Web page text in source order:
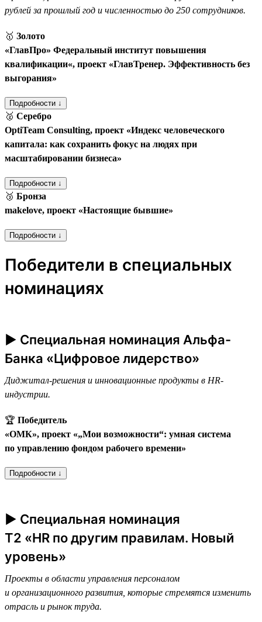
рублей за прошлый год и численностью до 250 сотрудников.
🥇 Золото
«ГлавПро» Федеральный институт повышения
квалификации«, проект «ГлавТренер. Эффективность без
выгорания»
Подробности ↓
🥈 Серебро
OptiTeam Consulting, проект «Индекс человеческого
капитала: как сохранить фокус на людях при
масштабировании бизнеса»
Подробности ↓
🥉 Бронза
makelove, проект «Настоящие бывшие»
Подробности ↓
Победители в специальных
номинациях
► Специальная номинация Альфа-
Банка «Цифровое лидерство»
Диджитал-решения и инновационные продукты в HR-
индустрии.
🏆 Победитель
«ОМК», проект «„Мои возможности“: умная система
по управлению фондом рабочего времени»
Подробности ↓
► Специальная номинация
T2 «HR по другим правилам. Новый
уровень»
Проекты в области управления персоналом
и организационного развития, которые стремятся изменить
отрасль и рынок труда.